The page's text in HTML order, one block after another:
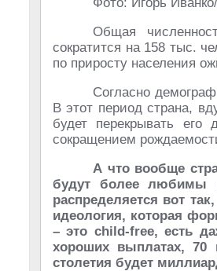
Общая
сократится на 158 тыс.
по приросту населения
Согласно
В этот период страна,
будет перекрывать
сокращением
А что вообще
будут более любимы
распределяется вот
идеология, которая
– это child-free, есть
хороших выплатах, 70
столетия будет